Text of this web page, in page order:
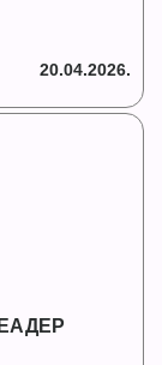
20.04.2026.